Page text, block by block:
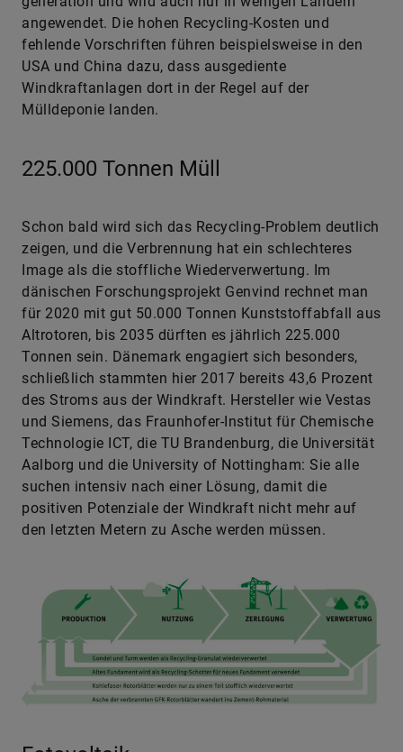
angewendet. Die hohen Recycling-Kosten und
fehlende Vorschriften führen beispielsweise in den
USA und China dazu, dass ausgediente
Windkraftanlagen dort in der Regel auf der
Mülldeponie landen.
225.000 Tonnen Müll
Schon bald wird sich das Recycling-Problem deutlich
zeigen, und die Verbrennung hat ein schlechteres
Image als die stoffliche Wiederverwertung. Im
dänischen Forschungsprojekt Genvind rechnet man
für 2020 mit gut 50.000 Tonnen Kunststoffabfall aus
Altrotoren, bis 2035 dürften es jährlich 225.000
Tonnen sein. Dänemark engagiert sich besonders,
schließlich stammten hier 2017 bereits 43,6 Prozent
des Stroms aus der Windkraft. Hersteller wie Vestas
und Siemens, das Fraunhofer-Institut für Chemische
Technologie ICT, die TU Brandenburg, die Universität
Aalborg und die Univer­sity of Nottingham: Sie alle
suchen intensiv nach einer Lösung, damit die
positiven Potenziale der Windkraft nicht mehr auf
den letzten Metern zu Asche werden müssen.